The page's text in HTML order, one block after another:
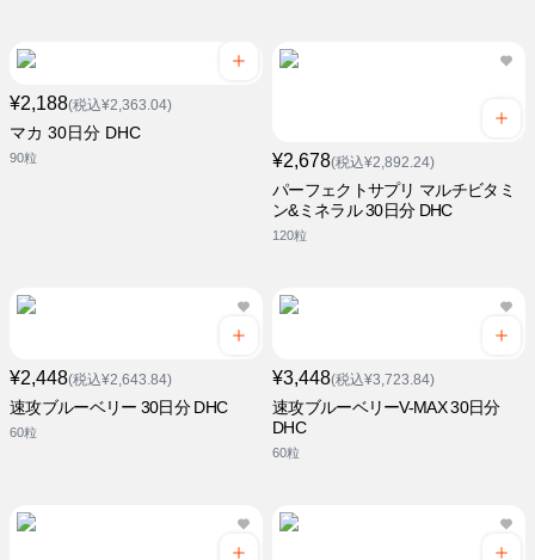
¥2,188(税込¥2,363.04)
マカ 30日分 DHC
90粒 ¥2,678(税込¥2,892.24)
パーフェクトサプリ マルチビタミ
ン&ミネラル 30日分 DHC
120粒
¥2,448(税込¥2,643.84)
速攻ブルーベリー 30日分 DHC
60粒
¥3,448(税込¥3,723.84)
速攻ブルーベリーV-MAX 30日分
DHC
60粒